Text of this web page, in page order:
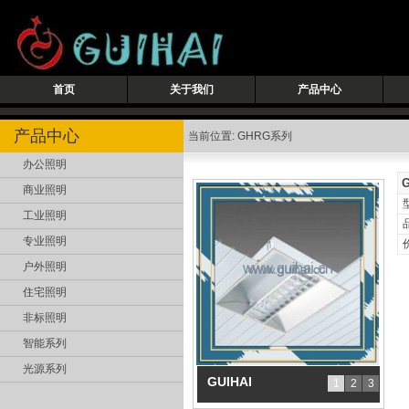
首页 关于我们 产品中心
当前位置: GHRG系列
GUIHAI 1 2 3
产品中心
办公照明
商业照明
工业照明
专业照明
户外照明
住宅照明
非标照明
智能系列
光源系列